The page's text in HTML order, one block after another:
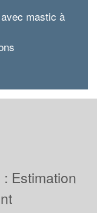
mastic à
Estimation